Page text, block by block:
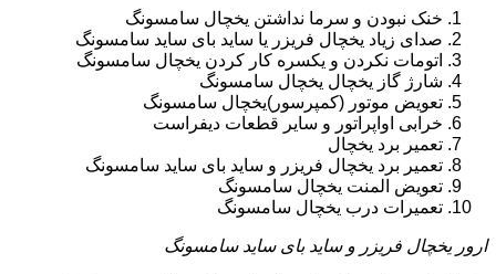
خنک نبودن و سرما نداشتن یخچال سامسونگ
صدای زیاد یخچال فریزر یا ساید بای ساید سامسونگ
اتومات نکردن و یکسره کار کردن یخچال سامسونگ
شارژ گاز یخچال یخچال سامسونگ
تعویض موتور (کمپرسور)یخچال سامسونگ
خرابی اواپراتور و سایر قطعات دیفراست
تعمیر برد یخچال
تعمیر برد یخچال فریزر و ساید بای ساید سامسونگ
تعویض المنت یخچال سامسونگ
تعمیرات درب یخچال سامسونگ
ارور یخچال فریزر و ساید بای ساید سامسونگ